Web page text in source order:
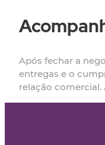
Após fechar a
entregas e o
relação